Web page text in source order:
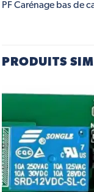
PF Carénage bas de
PRODUITS